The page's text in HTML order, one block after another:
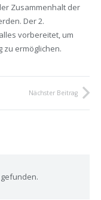
Zusammenhalt der
Der 2.
vorbereitet, um
zu ermöglichen.
Nächster Beitrag